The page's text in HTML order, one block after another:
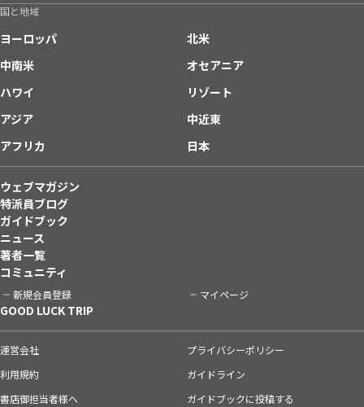
国と地域
ヨーロッパ
北米
中南米
オセアニア
ハワイ
リゾート
アジア
中近東
アフリカ
日本
ウェブマガジン
特派員ブログ
ガイドブック
ニュース
著者一覧
コミュニティ
新規会員登録 マイページ
GOOD LUCK TRIP
運営会社
プライバシーポリシー
利用規約
ガイドライン
書店御担当者様へ
ガイドブックに投稿する